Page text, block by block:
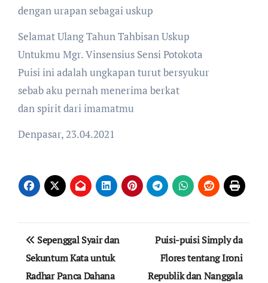
dengan urapan sebagai uskup
Selamat Ulang Tahun Tahbisan Uskup
Untukmu Mgr. Vinsensius Sensi Potokota
Puisi ini adalah ungkapan turut bersyukur
sebab aku pernah menerima berkat
dan spirit dari imamatmu
Denpasar, 23.04.2021
Post
navigation
Sepenggal Syair dan
Sekuntum Kata untuk
Radhar Panca Dahana
Puisi-puisi Simply da
Flores tentang Ironi
Republik dan Nanggala